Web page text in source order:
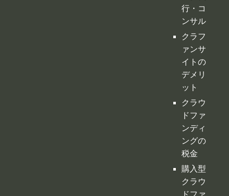
ット
クラウ
ドファ
ンディ
ングの
税金
購入型
クラウ
ドファ
ンディ
ング
寄付型
クラウ
ドファ
ンディ